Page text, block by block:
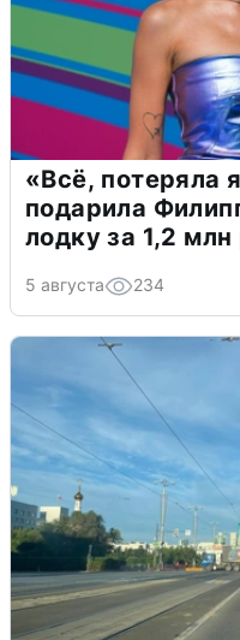
«Всё, потеряла
подарила
лодку за 1,2 млн
5 августа 234